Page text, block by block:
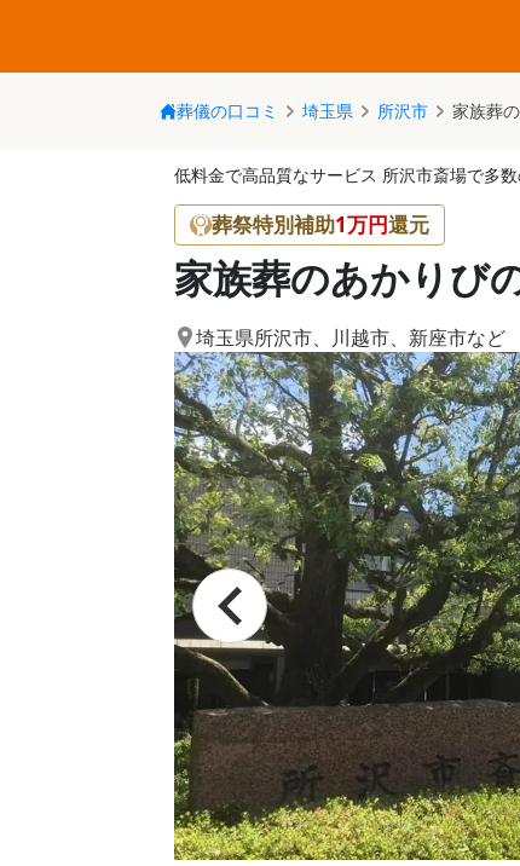
葬儀の口コミ 埼玉県 所沢市 家族葬
低料金で高品質なサービス 所沢市斎場で多
葬祭特別補助1万円還元
家族葬のあかりび
埼玉県所沢市、 川越市、 新座市など